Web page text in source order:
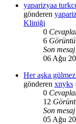
yaparizyaa
gönderen
Kliniği
0
6
Son mesaj
06 Ağu
Her aşka
gönderen xnyks
0
12
Son mesaj
05 Ağu